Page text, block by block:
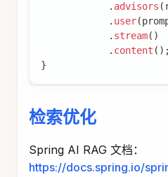
. advisors (
. user(
. stream( )
. content ( ) ;
}
检索优化
Spring AI RAG 文档：
https://docs.spring.io/